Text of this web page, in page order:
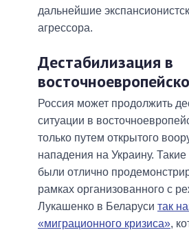
дальнейшие
агрессора.
Дестабилизация в
Россия может продолжить
ситуации в
только путем открытого
нападения на Украину.
были отлично
рамках организованного с
Лукашенко в Беларуси так
«миграционного кризиса»,